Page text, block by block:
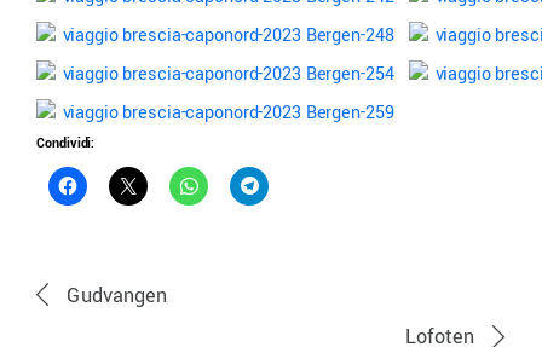
Condividi:
Gudvangen
Lofoten